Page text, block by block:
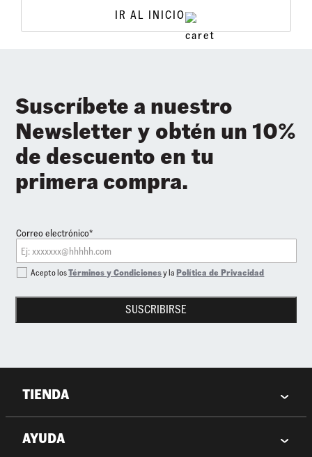
IR AL INICIO
Suscríbete a nuestro
Newsletter y obtén un 10%
de descuento en tu
primera compra.
Correo electrónico*
SUSCRIBIRSE
Acepto losTérminos y Condicionesy laPolítica de Privacidad
TIENDA
AYUDA